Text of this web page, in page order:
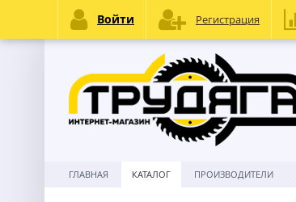
ГЛАВНАЯ КАТАЛОГ ПРОИЗВОДИТЕЛИ
Войти Регистрация